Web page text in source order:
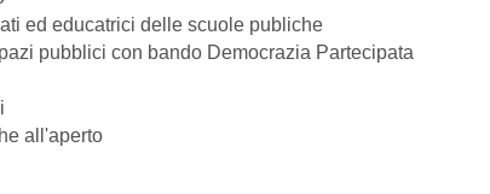
ed educatrici delle scuole publiche
pubblici con bando Democrazia Partecipata
all'aperto